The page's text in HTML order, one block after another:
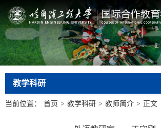
教学科研
当前位置： 首页 > 教学科研 > 教师简介 > 正文